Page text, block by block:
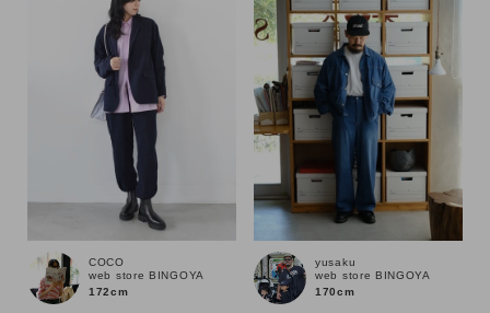
COCO
web store BINGOYA
172cm
yusaku
web store BINGOYA
170cm